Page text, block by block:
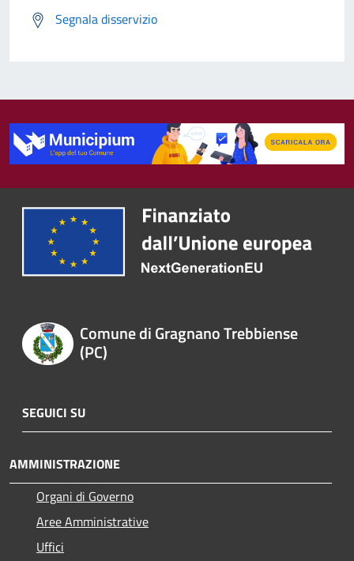
Segnala disservizio
Comune di Gragnano Trebbiense
(PC)
SEGUICI SU
AMMINISTRAZIONE
Organi di Governo
Aree Amministrative
Uffici